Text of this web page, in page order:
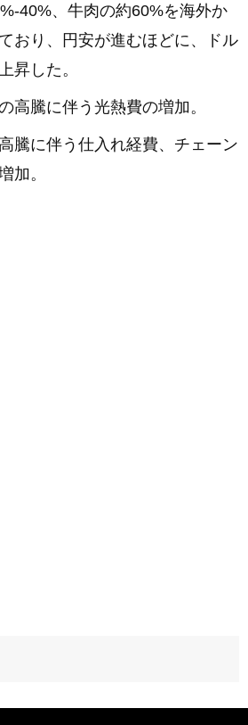
40%、牛肉の約60%を海外か
おり、円安が進むほどに、ドル
昇した。
高騰に伴う光熱費の増加。
騰に伴う仕入れ経費、チェーン
加。